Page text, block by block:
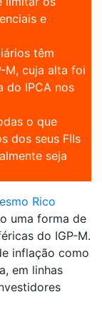
e
têm
M, cuja alta foi
do IPCA nos
o que
dos seus FIIs
seja
Rico
uma forma de
do IGP-M.
inflação como
em linhas